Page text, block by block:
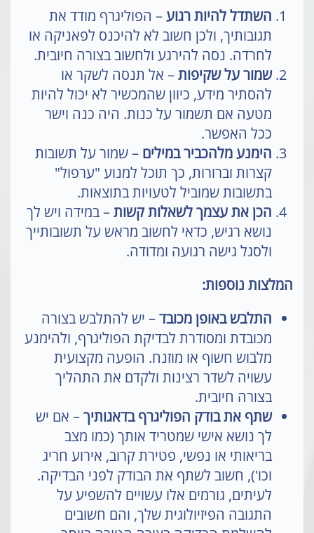
השתדל להיות רגוע– הפוליגרף מודד את
תגובותיך, ולכן חשוב לא להיכנס לפאניקה או
לחרדה. נסה להירגע ולחשוב בצורה חיובית.
שמור על שקיפות– אל תנסה לשקר או
להסתיר מידע, כיוון שהמכשיר לא יכול להיות
מטעה אם תשמור על כנות. היה כנה וישר
ככל האפשר.
הימנע מלהכביר במילים – שמור על תשובות
קצרות וברורות, כך תוכל למנוע "ערפול"
בתשובות שמוביל לטעויות בתוצאות.
הכן את עצמך לשאלות קשות– במידה ויש לך
נושא רגיש, כדאי לחשוב מראש על תשובותייך
ולסגל גישה רגועה ומדודה.
המלצות נוספות:
התלבש באופן מכובד– יש להתלבש בצורה
מכובדת ומסודרת לבדיקת הפוליגרף, ולהימנע
מלבוש חשוף או מוזנח. הופעה מקצועית
עשויה לשדר רצינות ולקדם את התהליך
בצורה חיובית.
שתף את בודק הפוליגרף בדאגותיך– אם יש
לך נושא אישי שמטריד אותך (כמו מצב
בריאותי או נפשי, פטירת קרוב, אירוע חריג
וכו'), חשוב לשתף את הבודק לפני הבדיקה.
לעיתים, גורמים אלו עשויים להשפיע על
התגובה הפיזיולוגית שלך, והם חשובים